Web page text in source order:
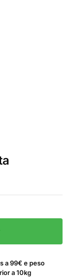
a 99€ e peso
a 10kg